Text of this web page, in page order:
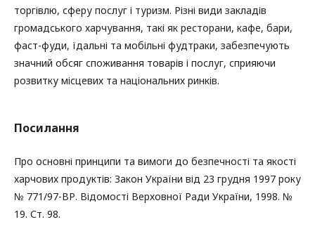
торгівлю, сферу послуг і туризм. Різні види закладів
громадського харчування, такі як ресторани, кафе, бари,
фаст-фуди, їдальні та мобільні фудтраки, забезпечують
значний обсяг споживання товарів і послуг, сприяючи
розвитку місцевих та національних ринків.
Посилання
Про основні принципи та вимоги до безпечності та якості
харчових продуктів: Закон України від 23 грудня 1997 року
№ 771/97-ВР. Відомості Верховної Ради України, 1998. №
19. Ст. 98.